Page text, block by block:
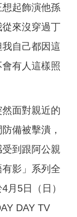
起飾演他孫
來沒穿過丁
自己都因這
有人這樣照
面對親近的
備被擊潰，
到跟阿公親
影」系列全
月5日（日）
DAY TV